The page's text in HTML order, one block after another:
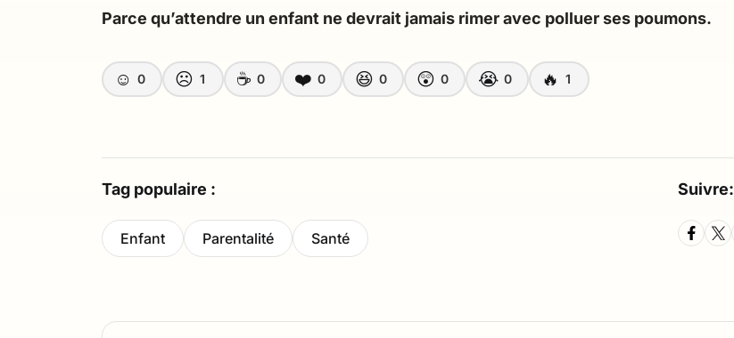
Parce qu’attendre un enfant ne devrait jamais rimer avec polluer ses poumons.
☺️ 0 ☹️ 1 ☕ 0 ❤️ 0 😆 0 😲 0 😭 0 🔥 1
Tag populaire :
Enfant Parentalité Santé
Suivre: